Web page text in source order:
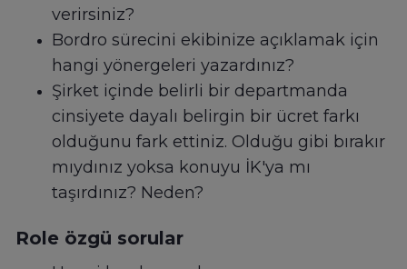
verirsiniz?
Bordro sürecini ekibinize açıklamak için
hangi yönergeleri yazardınız?
Şirket içinde belirli bir departmanda
cinsiyete dayalı belirgin bir ücret farkı
olduğunu fark ettiniz. Olduğu gibi bırakır
mıydınız yoksa konuyu İK'ya mı
taşırdınız? Neden?
Role özgü sorular